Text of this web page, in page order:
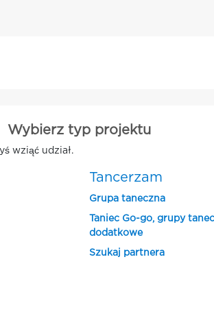
Wybierz typ projektu
wziąć udział.
Tancerzam
Grupa taneczna
Taniec Go-go, grupy
dodatkowe
Szukaj partnera